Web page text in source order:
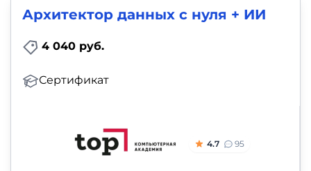
Архитектор данных с нуля + ИИ
4 040 руб.
Сертификат
4.7 95